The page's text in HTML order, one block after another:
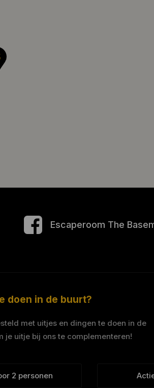
Escaperoom The
doen in de buurt?
met uitjes en dingen te doen in de
je uitje bij ons te complementeren!
2 personen